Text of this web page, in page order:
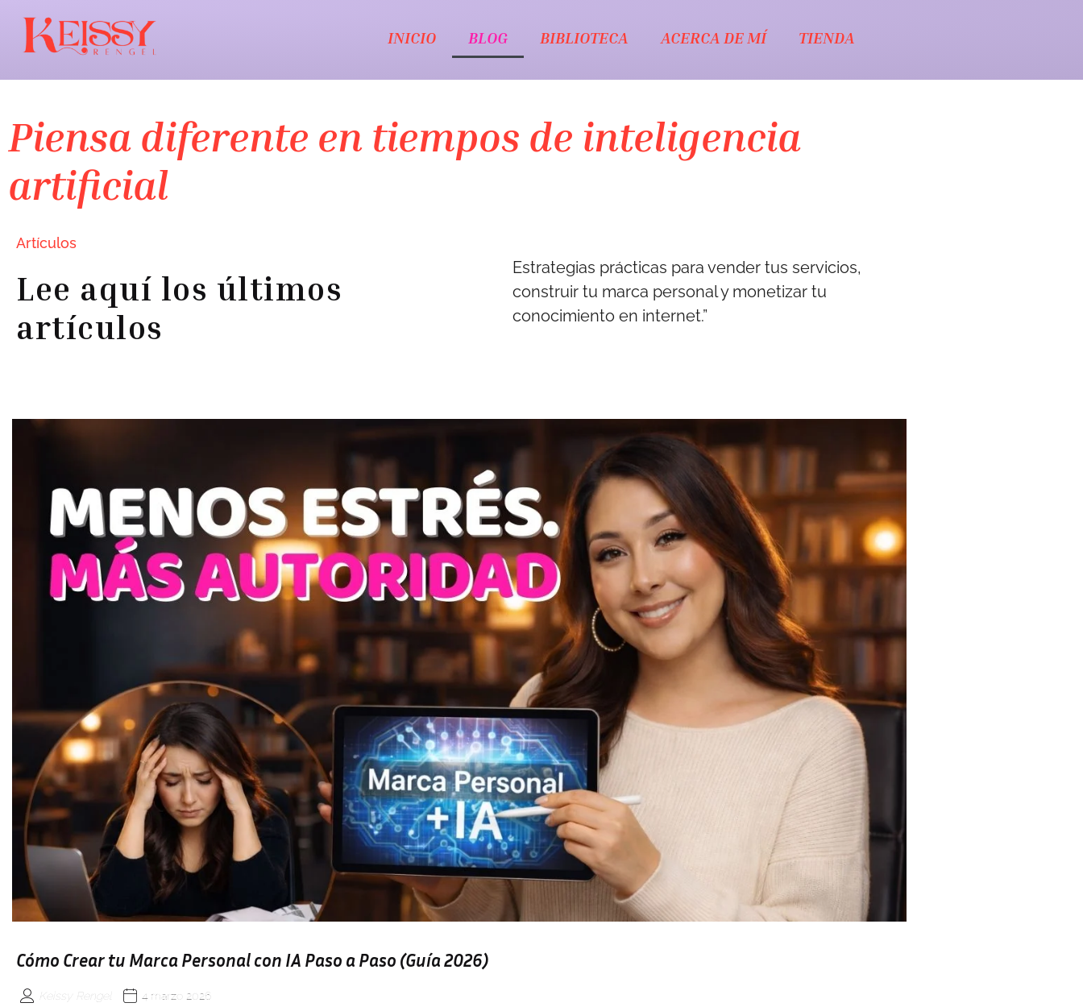
INICIO BLOG BIBLIOTECA ACERCA DE MÍ TIENDA
Piensa diferente en tiempos de inteligencia
artificial
Artículos
Lee aquí los últimos
artículos
Estrategias prácticas para vender tus servicios,
construir tu marca personal y monetizar tu
conocimiento en internet.”
Cómo Crear tu Marca Personal con IA Paso a Paso (Guía 2026)
Keissy Rengel 4 marzo 2026